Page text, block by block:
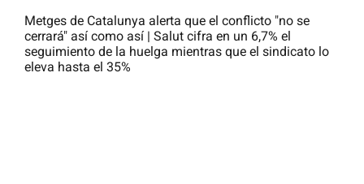
Metges de Catalunya alerta que el conflicto "no se
cerrará" así como así | Salut cifra en un 6,7% el
seguimiento de la huelga mientras que el sindicato lo
eleva hasta el 35%